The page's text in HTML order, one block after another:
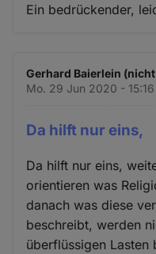
Ein bedrückender,
Gerhard Baierlein
Mo. 29 Jun 2020 - 15:16
Da hilft nur eins,
Da hilft nur eins,
orientieren was
danach was diese
beschreibt, werden
überflüssigen